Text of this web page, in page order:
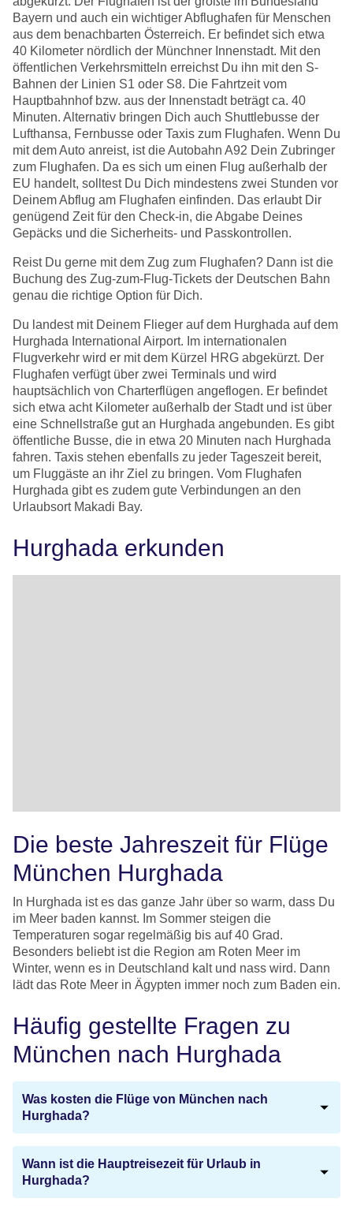
Bayern und auch ein wichtiger Abflughafen für Menschen
aus dem benachbarten Österreich. Er befindet sich etwa
40 Kilometer nördlich der Münchner Innenstadt. Mit den
öffentlichen Verkehrsmitteln erreichst Du ihn mit den S-
Bahnen der Linien S1 oder S8. Die Fahrtzeit vom
Hauptbahnhof bzw. aus der Innenstadt beträgt ca. 40
Minuten. Alternativ bringen Dich auch Shuttlebusse der
Lufthansa, Fernbusse oder Taxis zum Flughafen. Wenn Du
mit dem Auto anreist, ist die Autobahn A92 Dein Zubringer
zum Flughafen. Da es sich um einen Flug außerhalb der
EU handelt, solltest Du Dich mindestens zwei Stunden vor
Deinem Abflug am Flughafen einfinden. Das erlaubt Dir
genügend Zeit für den Check-in, die Abgabe Deines
Gepäcks und die Sicherheits- und Passkontrollen.
Reist Du gerne mit dem Zug zum Flughafen? Dann ist die
Buchung des Zug-zum-Flug-Tickets der Deutschen Bahn
genau die richtige Option für Dich.
Du landest mit Deinem Flieger auf dem Hurghada auf dem
Hurghada International Airport. Im internationalen
Flugverkehr wird er mit dem Kürzel HRG abgekürzt. Der
Flughafen verfügt über zwei Terminals und wird
hauptsächlich von Charterflügen angeflogen. Er befindet
sich etwa acht Kilometer außerhalb der Stadt und ist über
eine Schnellstraße gut an Hurghada angebunden. Es gibt
öffentliche Busse, die in etwa 20 Minuten nach Hurghada
fahren. Taxis stehen ebenfalls zu jeder Tageszeit bereit,
um Fluggäste an ihr Ziel zu bringen. Vom Flughafen
Hurghada gibt es zudem gute Verbindungen an den
Urlaubsort Makadi Bay.
Hurghada erkunden
Die beste Jahreszeit für Flüge
München Hurghada
In Hurghada ist es das ganze Jahr über so warm, dass Du
im Meer baden kannst. Im Sommer steigen die
Temperaturen sogar regelmäßig bis auf 40 Grad.
Besonders beliebt ist die Region am Roten Meer im
Winter, wenn es in Deutschland kalt und nass wird. Dann
lädt das Rote Meer in Ägypten immer noch zum Baden ein.
Häufig gestellte Fragen zu
München nach Hurghada
Was kosten die Flüge von München nach
Hurghada?
Wann ist die Hauptreisezeit für Urlaub in
Hurghada?